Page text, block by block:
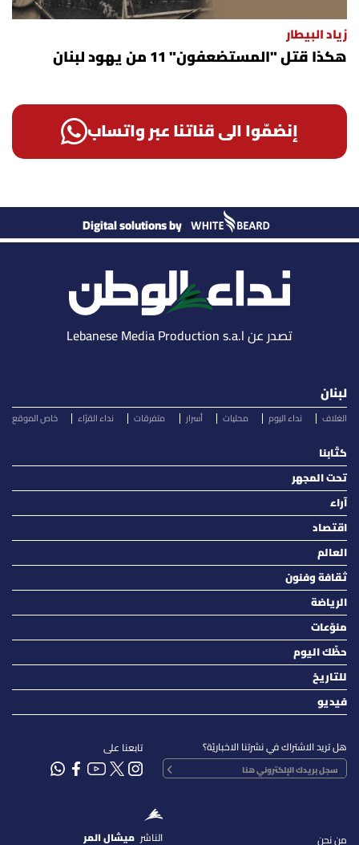
زياد البيطار
هكذا قتل "المستضعفون" 11 من يهود لبنان
إنضمّوا الى قناتنا عبر واتساب
Digital solutions by
تصدر عن Lebanese Media Production s.a.l
لبنان
الغلاف نداء اليوم محليات أسرار متفرقات نداء القرّاء خاص الموقع
كتّابنا
تحت المجهر
آراء
اقتصاد
العالم
ثقافة وفنون
الرياضة
منوّعات
حظّك اليوم
للتاريخ
فيديو
هل تريد الاشتراك في نشرتنا الاخباريّة؟ تابعنا على
من نحن الناشر ميشال المر